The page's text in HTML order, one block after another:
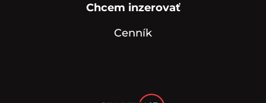
Chcem inzerovať
Cenník